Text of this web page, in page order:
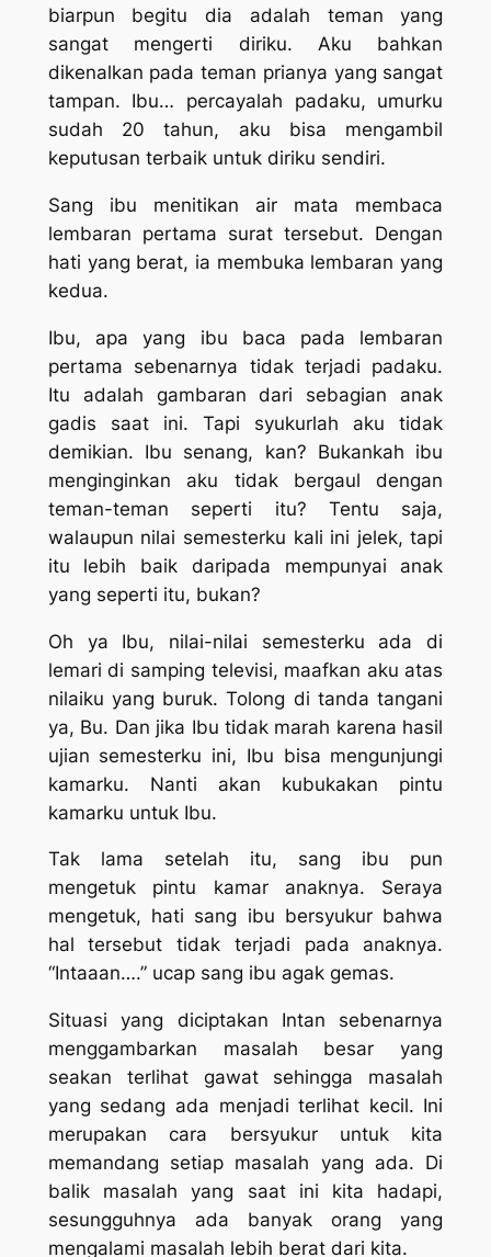
biarpun begitu dia adalah teman yang
sangat mengerti diriku. Aku bahkan
dikenalkan pada teman prianya yang sangat
tampan. Ibu… percayalah padaku, umurku
sudah 20 tahun, aku bisa mengambil
keputusan terbaik untuk diriku sendiri.
Sang ibu menitikan air mata membaca
lembaran pertama surat tersebut. Dengan
hati yang berat, ia membuka lembaran yang
kedua.
Ibu, apa yang ibu baca pada lembaran
pertama sebenarnya tidak terjadi padaku.
Itu adalah gambaran dari sebagian anak
gadis saat ini. Tapi syukurlah aku tidak
demikian. Ibu senang, kan? Bukankah ibu
menginginkan aku tidak bergaul dengan
teman-teman seperti itu? Tentu saja,
walaupun nilai semesterku kali ini jelek, tapi
itu lebih baik daripada mempunyai anak
yang seperti itu, bukan?
Oh ya Ibu, nilai-nilai semesterku ada di
lemari di samping televisi, maafkan aku atas
nilaiku yang buruk. Tolong di tanda tangani
ya, Bu. Dan jika Ibu tidak marah karena hasil
ujian semesterku ini, Ibu bisa mengunjungi
kamarku. Nanti akan kubukakan pintu
kamarku untuk Ibu.
Tak lama setelah itu, sang ibu pun
mengetuk pintu kamar anaknya. Seraya
mengetuk, hati sang ibu bersyukur bahwa
hal tersebut tidak terjadi pada anaknya.
“Intaaan….” ucap sang ibu agak gemas.
Situasi yang diciptakan Intan sebenarnya
menggambarkan masalah besar yang
seakan terlihat gawat sehingga masalah
yang sedang ada menjadi terlihat kecil. Ini
merupakan cara bersyukur untuk kita
memandang setiap masalah yang ada. Di
balik masalah yang saat ini kita hadapi,
sesungguhnya ada banyak orang yang
mengalami masalah lebih berat dari kita.